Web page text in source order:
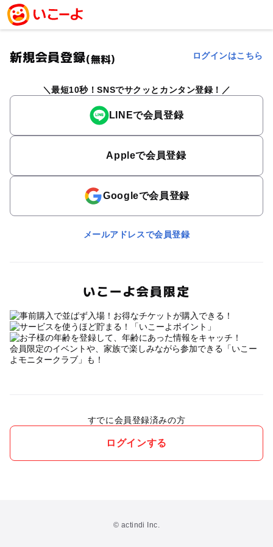
新規会員登録(無料) ログインはこちら
最短10秒！SNSでサクッとカンタン登録！
LINEで会員登録
Appleで会員登録
Googleで会員登録
メールアドレスで会員登録
いこーよ会員限定
会員限定のイベントや、家族で楽しみながら参加できる「いこー
よモニタークラブ」も！
すでに会員登録済みの方
ログインする
© actindi Inc.